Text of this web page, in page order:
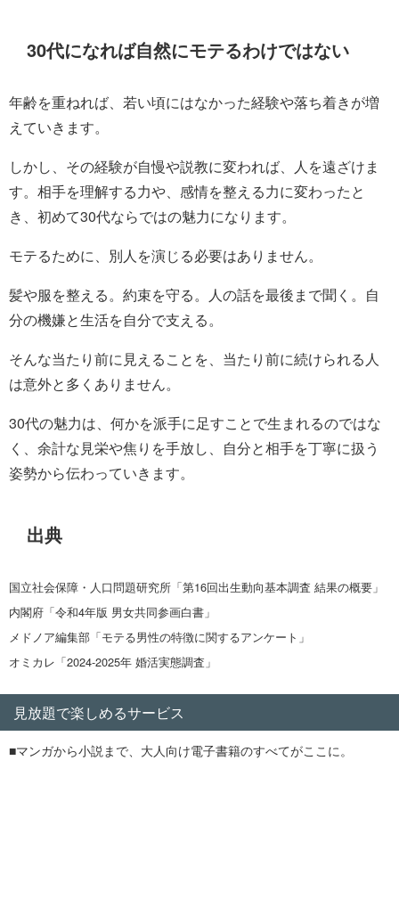
30代になれば自然にモテるわけではない
年齢を重ねれば、若い頃にはなかった経験や落ち着きが増
えていきます。
しかし、その経験が自慢や説教に変われば、人を遠ざけま
す。相手を理解する力や、感情を整える力に変わったと
き、初めて30代ならではの魅力になります。
モテるために、別人を演じる必要はありません。
髪や服を整える。約束を守る。人の話を最後まで聞く。自
分の機嫌と生活を自分で支える。
そんな当たり前に見えることを、当たり前に続けられる人
は意外と多くありません。
30代の魅力は、何かを派手に足すことで生まれるのではな
く、余計な見栄や焦りを手放し、自分と相手を丁寧に扱う
姿勢から伝わっていきます。
出典
国立社会保障・人口問題研究所「第16回出生動向基本調査 結果の概要」
内閣府「令和4年版 男女共同参画白書」
メドノア編集部「モテる男性の特徴に関するアンケート」
オミカレ「2024-2025年 婚活実態調査」
見放題で楽しめるサービス
■マンガから小説まで、大人向け電子書籍のすべてがここに。